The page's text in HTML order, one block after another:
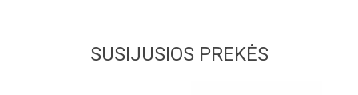
SUSIJUSIOS PREKĖS